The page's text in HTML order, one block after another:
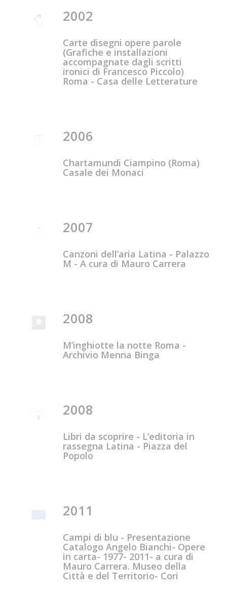
2002
Carte disegni opere parole
(Grafiche e installazioni
accompagnate dagli scritti
ironici di Francesco Piccolo)
Roma - Casa delle Letterature
2006
Chartamundi Ciampino (Roma)
Casale dei Monaci
2007
Canzoni dell’aria Latina - Palazzo
M - A cura di Mauro Carrera
2008
M’inghiotte la notte Roma -
Archivio Menna Binga
2008
Libri da scoprire - L’editoria in
rassegna Latina - Piazza del
Popolo
2011
Campi di blu - Presentazione
Catalogo Angelo Bianchi- Opere
in carta- 1977- 2011- a cura di
Mauro Carrera. Museo della
Città e del Territorio- Cori